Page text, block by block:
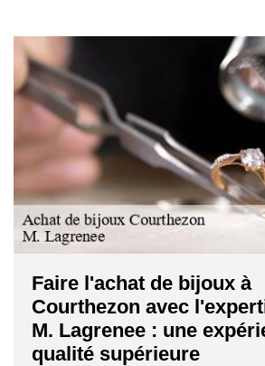
Faire l'achat de bijoux à
Courthezon avec
M. Lagrenee : une
qualité supérieure